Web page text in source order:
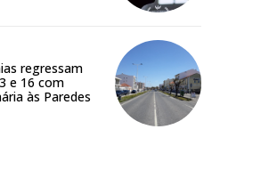
regressam
e 16 com
às Paredes